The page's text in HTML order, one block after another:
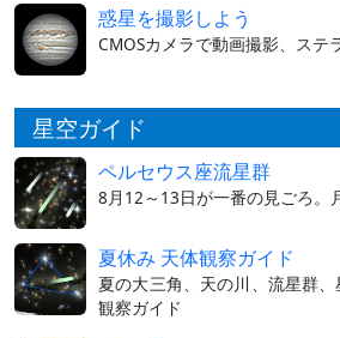
惑星を撮影しよう
CMOSカメラで動画撮影、ステ
星空ガイド
ペルセウス座流星群
8月12～13日が一番の見ごろ。
夏休み 天体観察ガイド
夏の大三角、天の川、流星群
観察ガイド